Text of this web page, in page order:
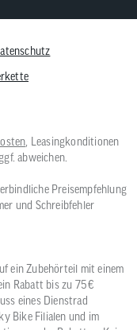
, Leasingkonditionen
abweichen.
Preisempfehlung
und Schreibfehler
ein Zubehörteil mit einem
Rabatt bis zu 75 €
eines Dienstrad
Bike Filialen und im